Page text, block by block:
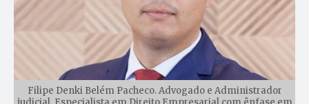
Filipe Denki Belém Pacheco. Advogado e Administrador